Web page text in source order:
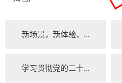
新场景，新体验，...
学习贯彻党的二十...